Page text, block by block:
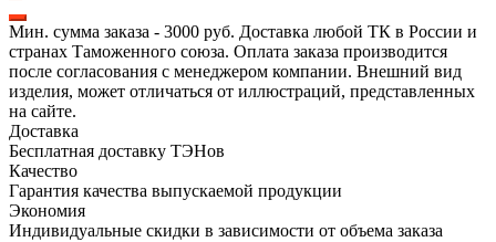
AEG,
Electrolux,
1.3
кВт,
L450мм,
201506
Мин. сумма заказа - 3000 руб. Доставка любой ТК в России и
странах Таможенного союза. Оплата заказа производится
после согласования с менеджером компании. Внешний вид
изделия, может отличаться от иллюстраций, представленных
на сайте.
Доставка
Бесплатная доставку ТЭНов
Качество
Гарантия качества выпускаемой продукции
Экономия
Индивидуальные скидки в зависимости от объема заказа